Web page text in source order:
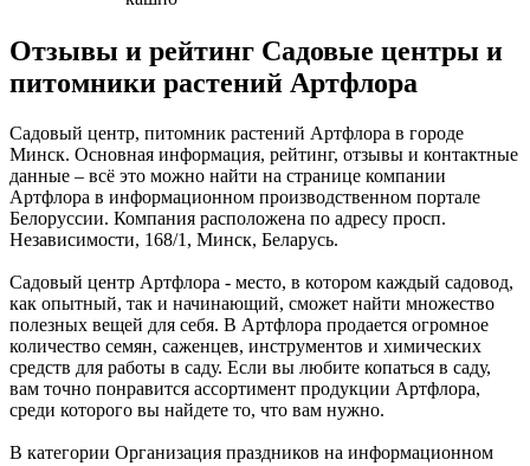
Отзывы и рейтинг Садовые центры и
питомники растений Артфлора
Садовый центр, питомник растений Артфлора в городе
Минск. Основная информация, рейтинг, отзывы и контактные
данные – всё это можно найти на странице компании
Артфлора в информационном производственном портале
Белоруссии. Компания расположена по адресу просп.
Независимости, 168/1, Минск, Беларусь.
Садовый центр Артфлора - место, в котором каждый садовод,
как опытный, так и начинающий, сможет найти множество
полезных вещей для себя. В Артфлора продается огромное
количество семян, саженцев, инструментов и химических
средств для работы в саду. Если вы любите копаться в саду,
вам точно понравится ассортимент продукции Артфлора,
среди которого вы найдете то, что вам нужно.
В категории Организация праздников на информационном